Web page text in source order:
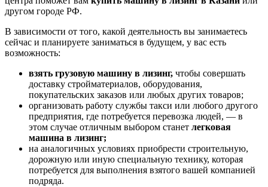
другом городе РФ.
В зависимости от того, какой деятельность вы занимаетесь
сейчас и планируете заниматься в будущем, у вас есть
возможность:
взять грузовую машину в лизинг, чтобы совершать
доставку стройматериалов, оборудования,
покупательских заказов или любых других товаров;
организовать работу службы такси или любого другого
предприятия, где потребуется перевозка людей, — в
этом случае отличным выбором станет легковая
машина в лизинг;
на аналогичных условиях приобрести строительную,
дорожную или иную специальную технику, которая
потребуется для выполнения взятого вашей компанией
подряда.